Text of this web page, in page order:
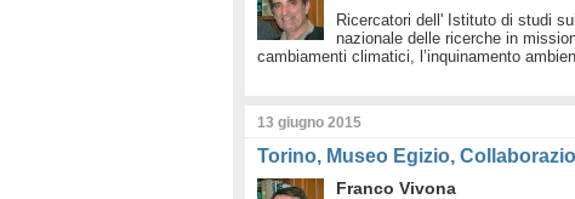
Ricercatori dell' Istituto di studi
nazionale delle ricerche in
cambiamenti climatici, l’inquinamento
13 giugno 2015
Torino, Museo Egizio,
Franco Vivona